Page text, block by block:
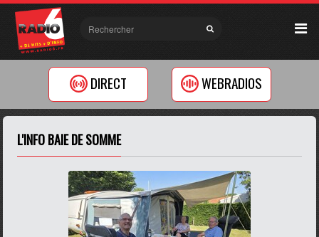
DIRECT WEBRADIOS
L'INFO BAIE DE SOMME